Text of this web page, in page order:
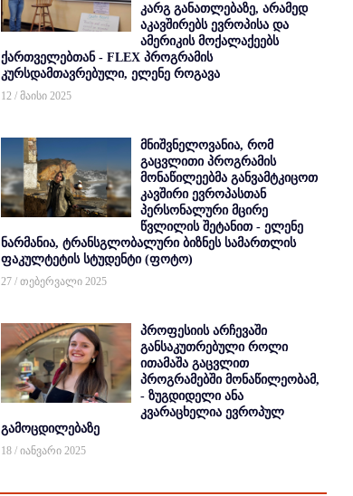
კარგ განათლებაზე, არამედ
აკავშირებს ევროპისა და
ამერიკის მოქალაქეებს
ქართველებთან - FLEX პროგრამის
კურსდამთავრებული, ელენე როგავა
12 / მაისი 2025
მნიშვნელოვანია, რომ
გაცვლითი პროგრამის
მონაწილეებმა განვამტკიცოთ
კავშირი ევროპასთან
პერსონალური მცირე
წვლილის შეტანით - ელენე
ნარმანია, ტრანსგლობალური ბიზნეს სამართლის
ფაკულტეტის სტუდენტი (ფოტო)
27 / თებერვალი 2025
პროფესიის არჩევაში
განსაკუთრებული როლი
ითამაშა გაცვლით
პროგრამებში მონაწილეობამ,
- ზუგდიდელი ანა
კვარაცხელია ევროპულ
გამოცდილებაზე
18 / იანვარი 2025